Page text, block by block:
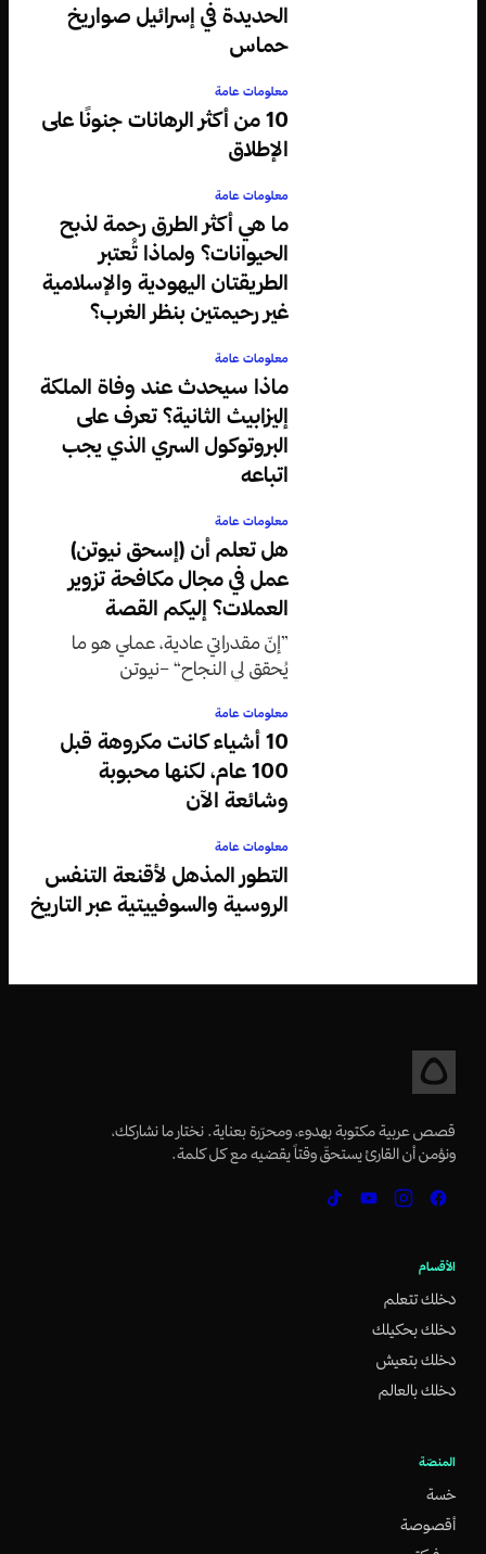
الحديدة في إسرائيل صواريخ
حماس
معلومات عامة
10 من أكثر الرهانات جنونًا على
الإطلاق
معلومات عامة
ما هي أكثر الطرق رحمة لذبح
الحيوانات؟ ولماذا تُعتبر
الطريقتان اليهودية والإسلامية
غير رحيمتين بنظر الغرب؟
معلومات عامة
ماذا سيحدث عند وفاة الملكة
إليزابيث الثانية؟ تعرف على
البروتوكول السري الذي يجب
اتباعه
معلومات عامة
هل تعلم أن (إسحق نيوتن)
عمل في مجال مكافحة تزوير
العملات؟ إليكم القصة
”إنّ مقدراتي عادية، عملي هو ما
يُحقق لي النجاح“ –نيوتن
معلومات عامة
10 أشياء كانت مكروهة قبل
100 عام، لكنها محبوبة
وشائعة الآن
معلومات عامة
التطور المذهل لأقنعة التنفس
الروسية والسوفييتية عبر التاريخ
قصص عربية مكتوبة بهدوء، ومحرّرة بعناية. نختار ما نشاركك،
ونؤمن أن القارئ يستحقّ وقتاً يقضيه مع كل كلمة.
الأقسام
دخلك تتعلم
دخلك بحكيلك
دخلك بتعيش
دخلك بالعالم
المنصّة
خسة
أقصوصة